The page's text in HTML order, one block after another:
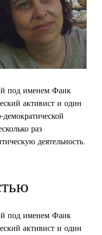
под именем Фаик
активист и один
раз
деятельность.
под именем Фаик
активист и один